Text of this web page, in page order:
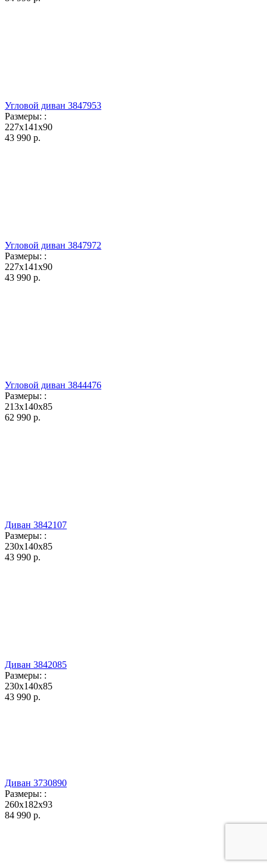
Угловой диван 3847953
Размеры: :
227x141x90
43 990 р.
Угловой диван 3847972
Размеры: :
227x141x90
43 990 р.
Угловой диван 3844476
Размеры: :
213x140x85
62 990 р.
Диван 3842107
Размеры: :
230x140x85
43 990 р.
Диван 3842085
Размеры: :
230x140x85
43 990 р.
Диван 3730890
Размеры: :
260x182x93
84 990 р.